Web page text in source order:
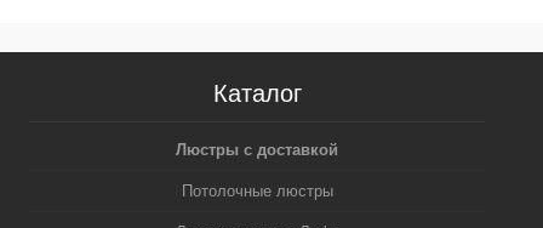
Каталог
Люстры с доставкой
Потолочные люстры